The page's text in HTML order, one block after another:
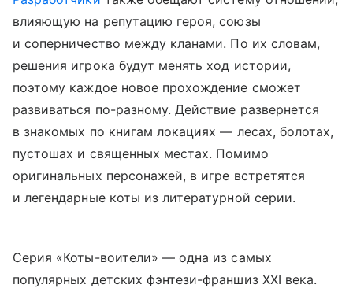
влияющую на репутацию героя, союзы
и соперничество между кланами. По их словам,
решения игрока будут менять ход истории,
поэтому каждое новое прохождение сможет
развиваться по-разному. Действие развернется
в знакомых по книгам локациях — лесах, болотах,
пустошах и священных местах. Помимо
оригинальных персонажей, в игре встретятся
и легендарные коты из литературной серии.
Серия «Коты-воители» — одна из самых
популярных детских фэнтези-франшиз XXI века.